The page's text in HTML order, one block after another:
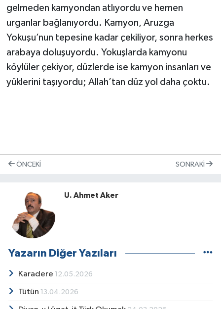
gelmeden kamyondan atlıyordu ve hemen
urganlar bağlanıyordu. Kamyon, Aruzga
Yokuşu’nun tepesine kadar çekiliyor, sonra herkes
arabaya doluşuyordu. Yokuşlarda kamyonu
köylüler çekiyor, düzlerde ise kamyon insanları ve
yüklerini taşıyordu; Allah’tan düz yol daha çoktu.
ÖNCEKI SONRAKI
U. Ahmet Aker
Yazarın Diğer Yazıları
Karadere 12.05.2026
Tütün 13.04.2026